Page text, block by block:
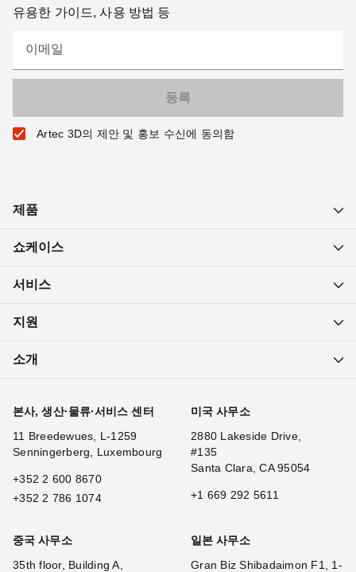
유용한 가이드, 사용 방법 등
이메일
Artec 3D의 제안 및 홍보 수신에 동의함
제품
쇼케이스
서비스
지원
소개
본사, 생산·물류·서비스 센터
11 Breedewues, L-1259
Senningerberg, Luxembourg
+352 2 600 8670
+352 2 786 1074
미국 사무소
2880 Lakeside Drive,
#135
Santa Clara, CA 95054
+1 669 292 5611
중국 사무소
35th floor, Building A,
일본 사무소
Gran Biz Shibadaimon F1, 1-